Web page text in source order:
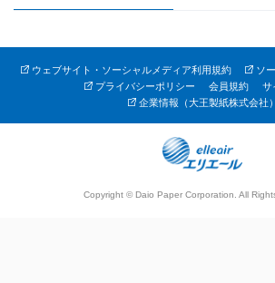
ウェブサイト・ソーシャルメディア利用規約
ソ
プライバシーポリシー
会員規約
サ
企業情報（大王製紙株式会社）
Copyright © Daio Paper Corporation. All